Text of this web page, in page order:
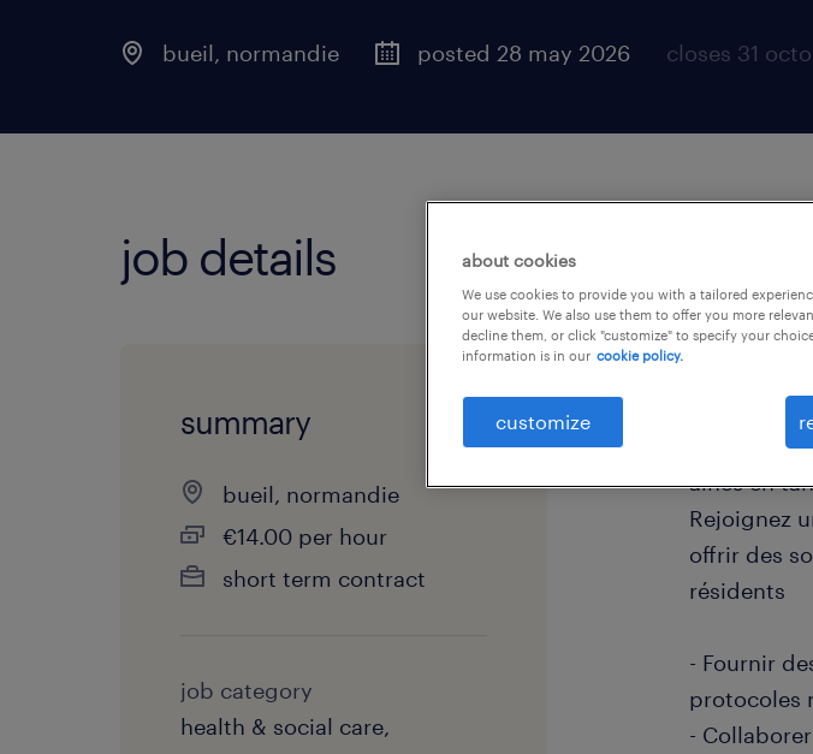
bueil, normandie posted 28 may 2026 closes 31
job details
summary
bueil, normandie
€14.00 per hour
short term contract
job category
health & social care,
Comment
aînés en
Rejoignez
offrir des
résidents
- Fournir
protocoles
-
about cookies
We use cookies to provide you with a tailored
our website. We also use them to offer you more
decline them, or click "customize" to specify your
information is in our cookie policy.
customize